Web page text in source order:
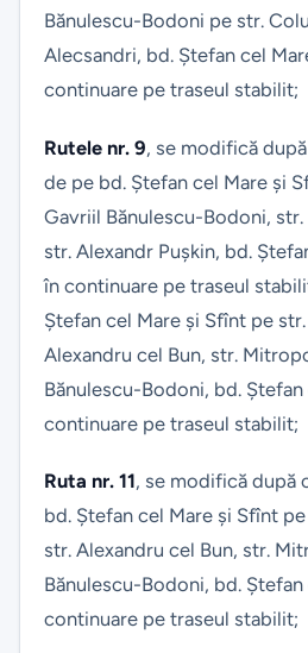
Bănulescu-Bodoni pe str.
Alecsandri, bd. Ștefan cel
continuare pe traseul stabilit;
Rutele nr. 9, se modifică
de pe bd. Ștefan cel Mare și
Gavriil Bănulescu-Bodoni,
str. Alexandr Pușkin, bd.
în continuare pe traseul
Ștefan cel Mare și Sfînt pe
Alexandru cel Bun, str.
Bănulescu-Bodoni, bd.
continuare pe traseul stabilit;
Ruta nr. 11, se modifică după
bd. Ștefan cel Mare și Sfînt
str. Alexandru cel Bun, str.
Bănulescu-Bodoni, bd.
continuare pe traseul stabilit;